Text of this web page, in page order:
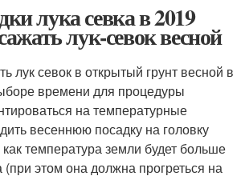
лука севка в 2019
лук-севок весной
лук севок в открытый грунт весной в
времени для процедуры
на температурные
весеннюю посадку на головку
температура земли будет больше
(при этом она должна прогреться на